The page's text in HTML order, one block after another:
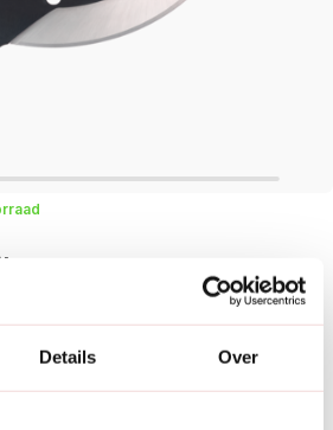
Details Over
voor de Felco 5. Smeer
messen zodat ze langer soepel zijn